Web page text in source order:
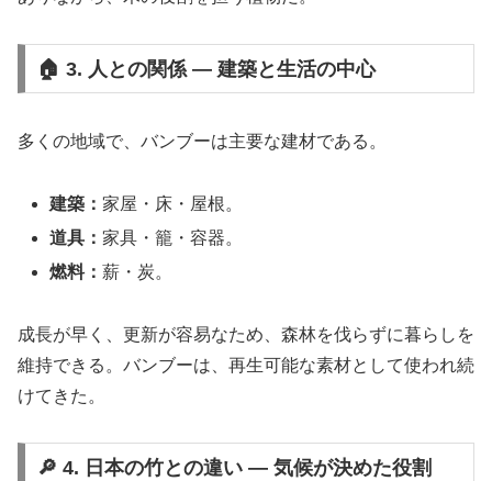
🏠 3. 人との関係 ― 建築と生活の中心
多くの地域で、バンブーは主要な建材である。
建築：家屋・床・屋根。
道具：家具・籠・容器。
燃料：薪・炭。
成長が早く、更新が容易なため、森林を伐らずに暮らしを
維持できる。バンブーは、再生可能な素材として使われ続
けてきた。
🔎 4. 日本の竹との違い ― 気候が決めた役割